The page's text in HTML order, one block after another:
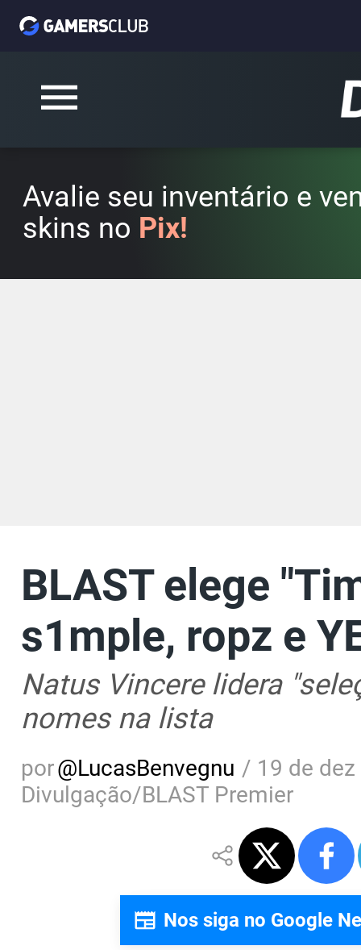
Avalie seu inventário e
skins no Pix!
BLAST elege
s1mple, ropz e
Natus Vincere lidera
nomes na lista
por@LucasBenvegnu / 19 de
Divulgação/BLAST Premier
Nos siga no Google